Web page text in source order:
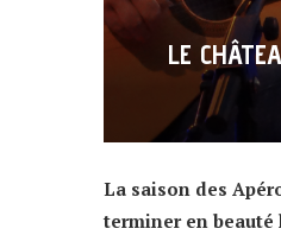
LE
La saison des
terminer en beauté